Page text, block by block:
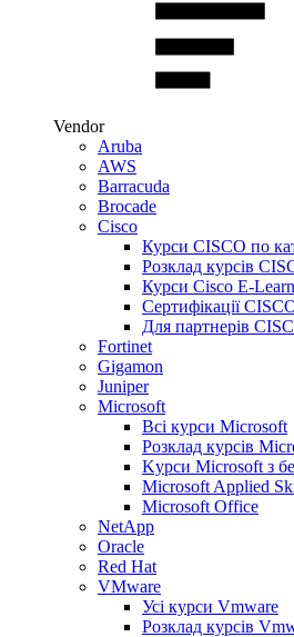
Vendor
Aruba
AWS
Barracuda
Brocade
Cisco
Курси CISCO по
Розклад курсів
Курси Cisco E-
Сертифікації
Для партнерів
Fortinet
Gigamon
Juniper
Microsoft
Всі курси Microsoft
Розклад курсів
Kyрси Microsoft з
Microsoft Applied
Microsoft Office
NetApp
Oracle
Red Hat
VMware
Усі курси Vmware
Розклад курсів